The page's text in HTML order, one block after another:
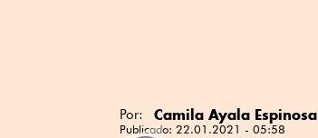
Por: Camila Ayala Espinosa
Publicado: 22.01.2021 - 05:58